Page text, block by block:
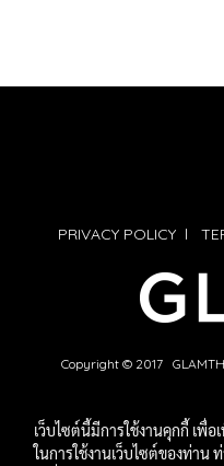
PRIVACY POLICYl
Copyright © 2017
เว็บไซต์นี้มีการใช้งานคุกกี้ เ
ในการใช้งานเว็บไซต์ของท่าน